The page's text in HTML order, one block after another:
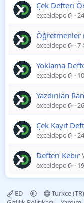
Çek Defteri
exceldepo
Öğretmenler
exceldepo 7
Yoklama
exceldepo
Yazdırılan
exceldepo
Çek Kayıt
exceldepo
Defteri Kebir
exceldepo
ED Turkce (TR)